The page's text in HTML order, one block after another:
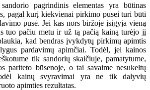
pagrindinis elementas yra būtinas
pagal kurį kiekvienai pirkimo pusei turi būti
pusė. Jei kas nors biržoje įsigyja vieną
tuo pačiu metu ir už tą pačią kainą turėjo jį
kad bendras įvykdytų pirkimų apimtis
pardavimų apimčiai. Todėl, jei kainos
tik sandorių skaičiuje, pamatytume,
pariteto būsenoje, o tai savaime nesukeltų
kainų svyravimai yra ne tik dalyvių
apimties rezultatas.